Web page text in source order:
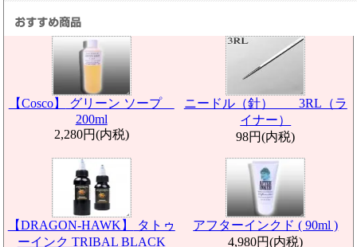
【Cosco】
グリーン ソープ
200ml
2,280円(内税)
ニードル（針） 3RL（ラ
イナー）
98円(内税)
【DRAGON-HAWK】
タトゥ
ーインク TRIBAL BLACK
アフターインクド ( 90ml )
4,980円(内税)